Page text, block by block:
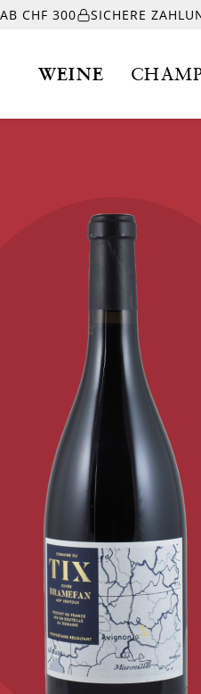
CHF 300 SICHERE
WEINE